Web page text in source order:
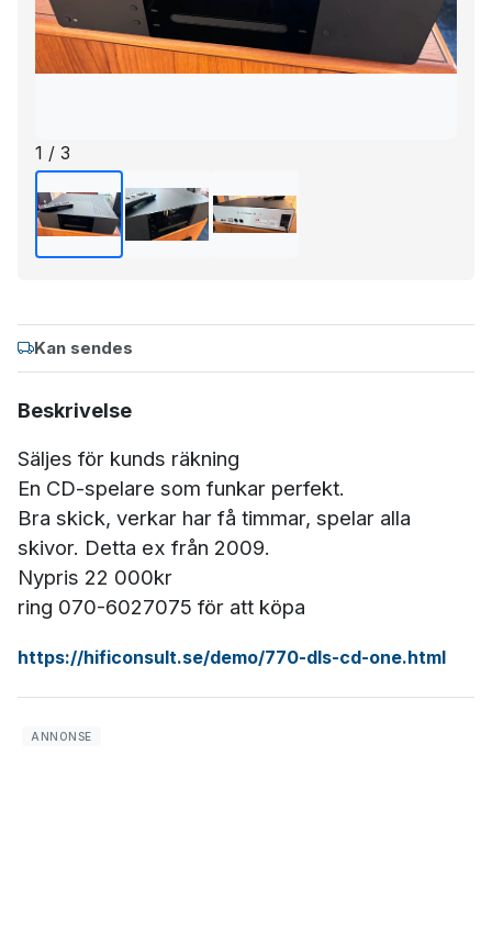
1 / 3
Kan sendes
Beskrivelse
Säljes för kunds räkning
En CD-spelare som funkar perfekt.
Bra skick, verkar har få timmar, spelar alla
skivor. Detta ex från 2009.
Nypris 22 000kr
ring 070-6027075 för att köpa
https://hificonsult.se/demo/770-dls-cd-one.html